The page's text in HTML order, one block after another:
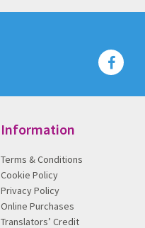
Information
Terms & Conditions
Cookie Policy
Privacy Policy
Online Purchases
Translators’ Credit